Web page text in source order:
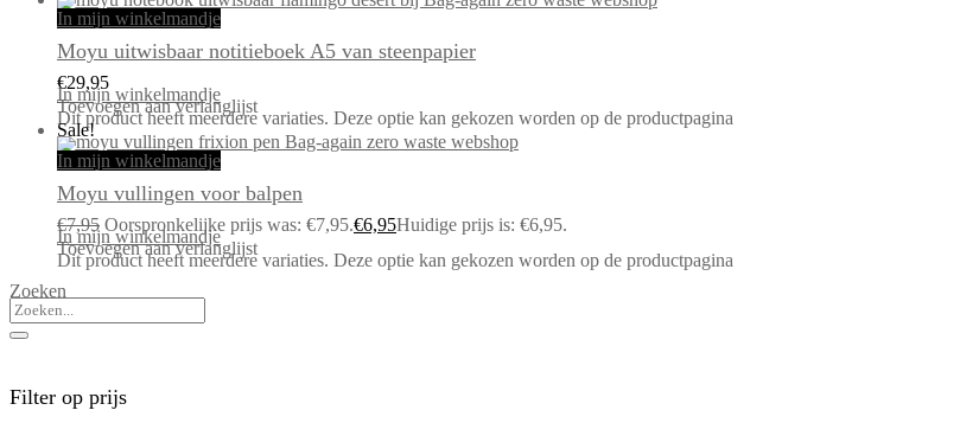
In mijn winkelmandje
Moyu uitwisbaar notitieboek A5 van steenpapier
€29,95
In mijn winkelmandje
Toevoegen aan verlanglijst
Dit product heeft meerdere variaties. Deze optie kan gekozen worden op de productpagina
Sale!
In mijn winkelmandje
Moyu vullingen voor balpen
€7,95 Oorspronkelijke prijs was: €7,95.€6,95Huidige prijs is: €6,95.
In mijn winkelmandje
Toevoegen aan verlanglijst
Dit product heeft meerdere variaties. Deze optie kan gekozen worden op de productpagina
Zoeken
Filter op prijs